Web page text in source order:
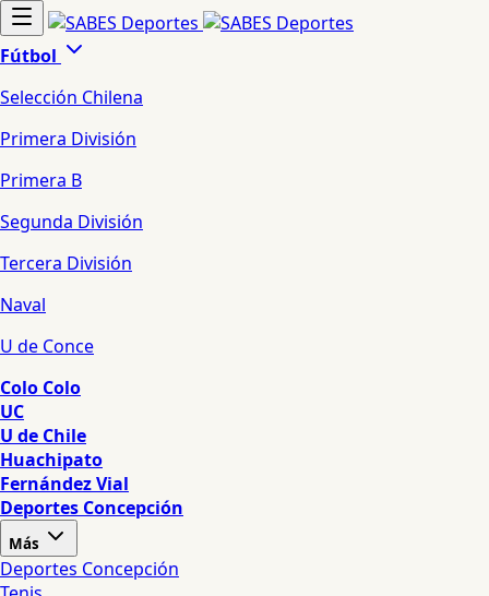
Fútbol
Selección Chilena
Primera División
Primera B
Segunda División
Tercera División
Naval
U de Conce
Colo Colo
UC
U de Chile
Huachipato
Fernández Vial
Deportes Concepción
Más
Deportes Concepción